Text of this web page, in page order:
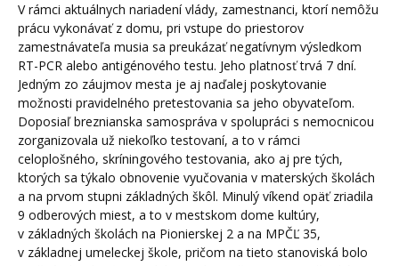
V rámci aktuálnych nariadení vlády, zamestnanci, ktorí nemôžu
prácu vykonávať z domu, pri vstupe do priestorov
zamestnávateľa musia sa preukázať negatívnym výsledkom
RT-PCR alebo antigénového testu. Jeho platnosť trvá 7 dní.
Jedným zo záujmov mesta je aj naďalej poskytovanie
možnosti pravidelného pretestovania sa jeho obyvateľom.
Doposiaľ breznianska samospráva v spolupráci s nemocnicou
zorganizovala už niekoľko testovaní, a to v rámci
celoplošného, skríningového testovania, ako aj pre tých,
ktorých sa týkalo obnovenie vyučovania v materských školách
a na prvom stupni základných škôl. Minulý víkend opäť zriadila
9 odberových miest, a to v mestskom dome kultúry,
v základných školách na Pionierskej 2 a na MPČĽ 35,
v základnej umeleckej škole, pričom na tieto stanoviská bolo